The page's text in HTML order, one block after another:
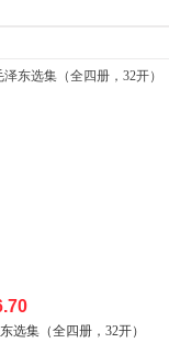
选集（全四册，32开）